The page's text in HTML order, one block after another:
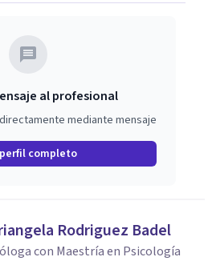
al profesional
mediante mensaje
completo
Rodriguez Badel
con Maestría en Psicología